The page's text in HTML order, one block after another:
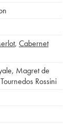
, Cabernet
, Magret de
Tournedos Rossini